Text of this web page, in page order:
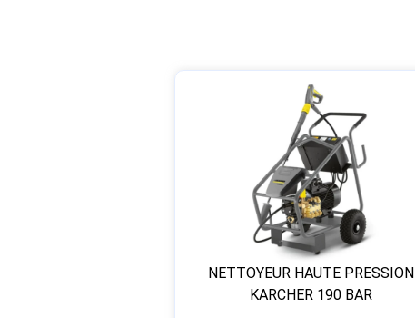
NETTOYEUR HAUTE PRESSION
KARCHER 190 BAR